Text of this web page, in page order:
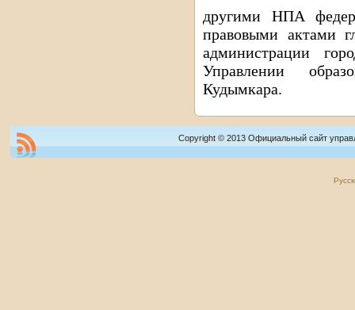
другими НПА
правовыми актами
администрации
Управлении
Кудымкара.
Copyright © 2013 Официальный сайт